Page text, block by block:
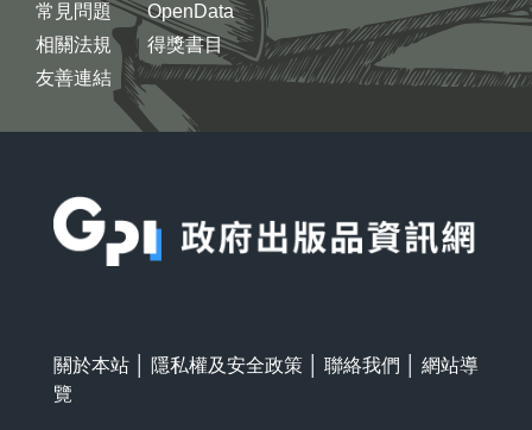
常見問題
相關法規
友善連結
OpenData
得獎書目
關於本站 隱私權及安全政策 聯絡我們
網站導
覽